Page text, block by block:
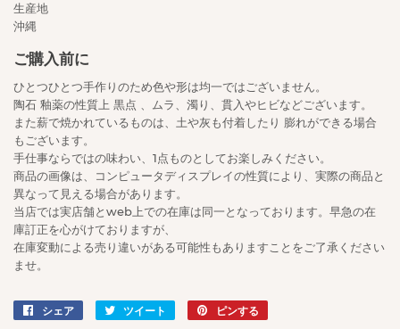
生産地
沖縄
ご購入前に
ひとつひとつ手作りのため色や形は均一ではございません。
陶石 釉薬の性質上 黒点 、ムラ、濁り、貫入やヒビなどございます。
また薪で焼かれているものは、土や灰も付着したり 膨れができる場合
もございます。
手仕事ならではの味わい、1点ものとしてお楽しみください。
商品の画像は、コンピュータディスプレイの性質により、実際の商品と
異なって見える場合があります。
当店では実店舗とweb上での在庫は同一となっております。早急の在
庫訂正を心がけておりますが、
在庫変動による売り違いがある可能性もありますことをご了承ください
ませ。
シェア
Facebookツイート
Twitter
ピンする